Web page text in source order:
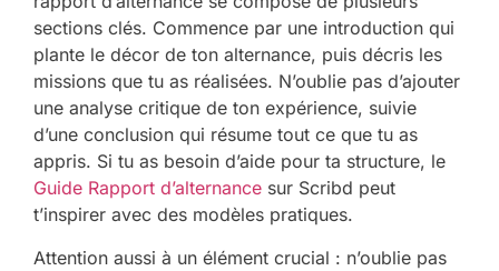
sections clés. Commence par une introduction qui
plante le décor de ton alternance, puis décris les
missions que tu as réalisées. N’oublie pas d’ajouter
une analyse critique de ton expérience, suivie
d’une conclusion qui résume tout ce que tu as
appris. Si tu as besoin d’aide pour ta structure, le
Guide Rapport d’alternance sur Scribd peut
t’inspirer avec des modèles pratiques.
Attention aussi à un élément crucial : n’oublie pas